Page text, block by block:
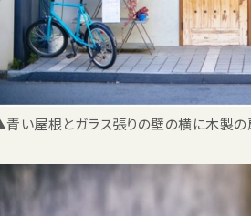
い屋根とガラス張りの壁の横に木製